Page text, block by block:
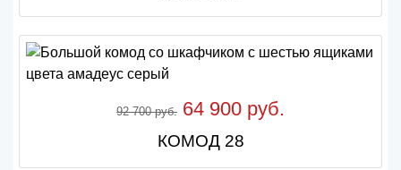
92 700 руб. 64 900 руб.
КОМОД 28